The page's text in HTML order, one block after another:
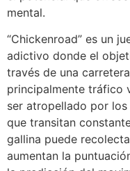
mental.
“Chickenroad” es un
adictivo donde el
través de una
principalmente tráfico
ser atropellado por
que transitan
gallina puede
aumentan la